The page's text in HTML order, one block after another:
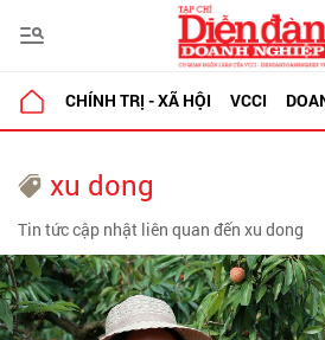
CHÍNH TRỊ - XÃ HỘI VCCI
xu dong
Tin tức cập nhật liên quan đến xu dong